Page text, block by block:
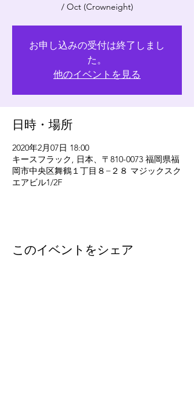
/ Oct (Crowneight)
お申し込みの受付は終了しまし
た。
他のイベントを見る
日時・場所
2020年2月07日 18:00
キースフラック, 日本、〒810-0073 福岡県福
岡市中央区舞鶴１丁目８−２８ マジックスク
エアビル1/2F
このイベントをシェア